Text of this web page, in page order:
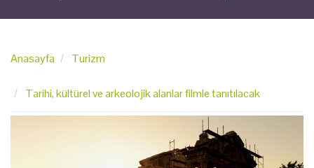
Anasayfa Turizm
Tarihi, kültürel ve arkeolojik alanlar filmle tanıtılacak